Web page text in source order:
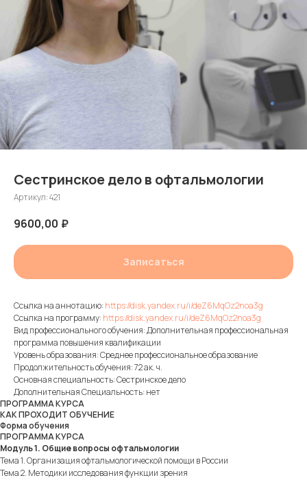
Сестринское дело в офтальмологии
Артикул:421
9600,00 ₽
Записаться
Ссылка на аннотацию:https://disk.yandex.ru/i/deZ6MqOz2noa3g
Ссылка на программу:https://disk.yandex.ru/i/deZ6MqOz2noa3g
Вид профессионального обучения: Дополнительная профессиональная
программа повышения квалификации
Уровень образования: Среднее профессиональное образование
Продолжительность обучения: 72 ак. ч.
Основная специальность: Сестринское дело
Дополнительная Специальность: нет
ПРОГРАММА КУРСА
КАК ПРОХОДИТ ОБУЧЕНИЕ
Форма обучения
ПРОГРАММА КУРСА
Модуль 1. Общие вопросы офтальмологии
Тема 1. Организация офтальмологической помощи в России
Тема 2. Методики исследования функции зрения